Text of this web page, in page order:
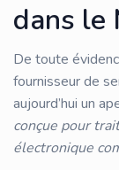
dans le
De toute
fournisseur de
aujourd’hui un
conçue pour
électronique